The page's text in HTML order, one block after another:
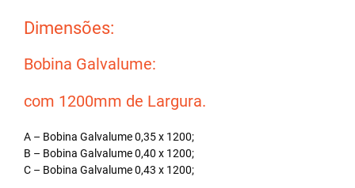
Dimensões:
Bobina Galvalume:
com 1200mm de Largura.
A – Bobina Galvalume 0,35 x 1200;
B – Bobina Galvalume 0,40 x 1200;
C – Bobina Galvalume 0,43 x 1200;